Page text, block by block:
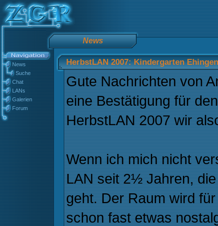
News
News
Suche
Chat
LANs
Galerien
Forum
HerbstLAN 2007: Kindergarten
Gute Nachrichten von
eine Bestätigung für
HerbstLAN 2007 wir
Wenn ich mich nicht
LAN seit 2½ Jahren,
geht. Der Raum wird
schon fast etwas